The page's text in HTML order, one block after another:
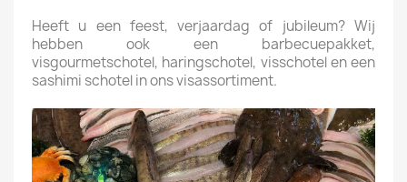
Heeft u een feest, verjaardag of jubileum? Wij
hebben ook een barbecuepakket,
visgourmetschotel, haringschotel, visschotel en een
sashimi schotel in ons visassortiment.